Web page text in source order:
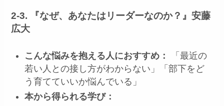
2-3. 『なぜ、あなたはリーダーなのか？』安藤
広大
こんな悩みを抱える人におすすめ：
「最近の
若い人との接し方がわからない」「部下をど
う育てていいか悩んでいる」
本から得られる学び：